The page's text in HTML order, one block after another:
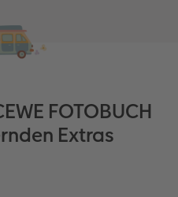
FOTOBUCH
Extras